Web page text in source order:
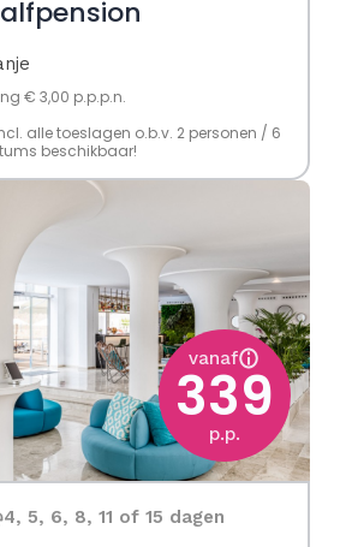
€ 3,00 p.p.p.n.
alle toeslagen o.b.v. 2 personen / 6
beschikbaar!
vanaf
339
p.p.
4, 5, 6, 8, 11 of 15 dagen